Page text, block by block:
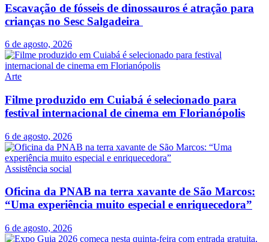
Escavação de fósseis de dinossauros é atração para
crianças no Sesc Salgadeira
6 de agosto, 2026
Arte
Filme produzido em Cuiabá é selecionado para
festival internacional de cinema em Florianópolis
6 de agosto, 2026
Assistência social
Oficina da PNAB na terra xavante de São Marcos:
“Uma experiência muito especial e enriquecedora”
6 de agosto, 2026